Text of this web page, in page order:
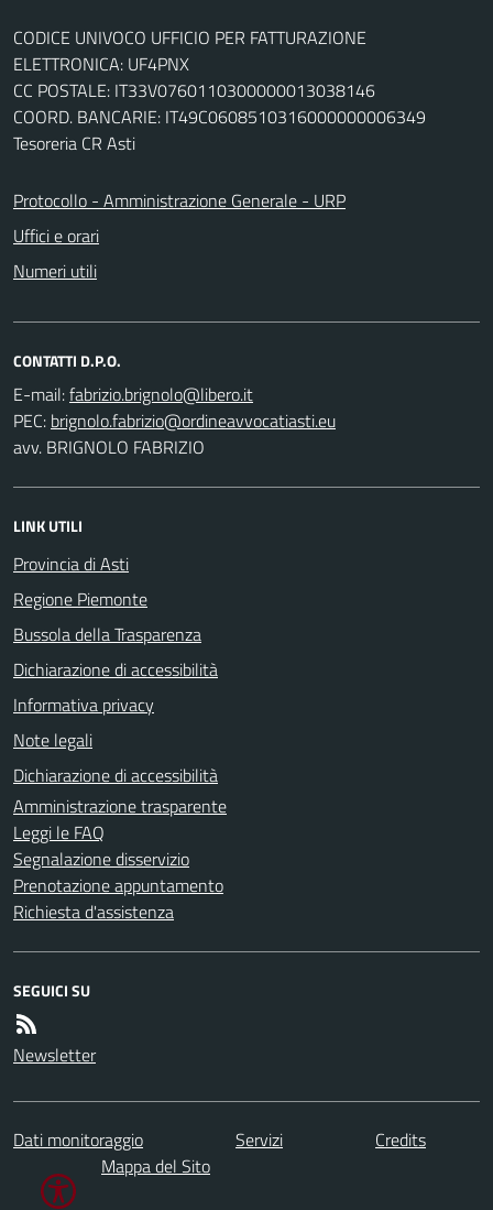
CODICE UNIVOCO UFFICIO PER FATTURAZIONE
ELETTRONICA: UF4PNX
CC POSTALE: IT33V0760110300000013038146
COORD. BANCARIE: IT49C0608510316000000006349
Tesoreria CR Asti
Protocollo - Amministrazione Generale - URP
Uffici e orari
Numeri utili
CONTATTI D.P.O.
E-mail:
PEC:
avv. BRIGNOLO FABRIZIO
LINK UTILI
Provincia di Asti
Regione Piemonte
Bussola della Trasparenza
Dichiarazione di accessibilità
Informativa privacy
Note legali
Dichiarazione di accessibilità
Amministrazione trasparente
Leggi le FAQ
Segnalazione disservizio
Prenotazione appuntamento
Richiesta d'assistenza
SEGUICI SU
Newsletter
Dati monitoraggio Servizi
Credits
Mappa del Sito